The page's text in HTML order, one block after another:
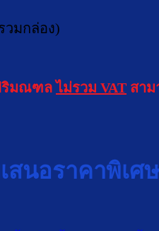
วมกล่อง)
ปริมณฑลไม่รวม VAT สาม
สนอราคาพิเศษ